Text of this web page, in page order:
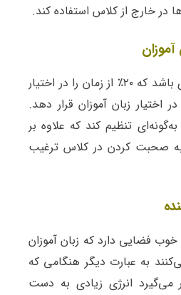
در خارج از کلاس استفاده کند.
کلاس زبان باید به‌گونه‌ای باشد که ۲۰٪ از زمان را در اختیار
را در اختیار زبان آموزان قرار دهد.
تنظیم کند که علاوه بر
به صحبت کردن در کلاس ترغیب
فضایی دارد که زبان آموزان
به عبارت دیگر هنگامی که
می‌گیرد انرژی زیادی به دست